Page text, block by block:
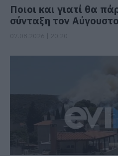
Ποιοι και γιατί θα
σύνταξη τον Αύγουστο